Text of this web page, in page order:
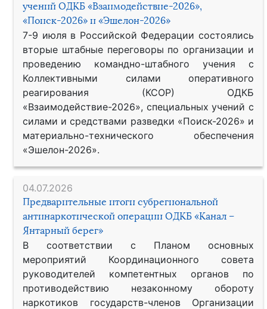
учений ОДКБ «Взаимодействие-2026»,
«Поиск-2026» и «Эшелон-2026»
7-9 июля в Российской Федерации состоялись
вторые штабные переговоры по организации и
проведению командно-штабного учения с
Коллективными силами оперативного
реагирования (КСОР) ОДКБ
«Взаимодействие-2026», специальных учений с
силами и средствами разведки «Поиск-2026» и
материально-технического обеспечения
«Эшелон-2026».
04.07.2026
Предварительные итоги субрегиональной
антинаркотической операции ОДКБ «Канал –
Янтарный берег»
В соответствии с Планом основных
мероприятий Координационного совета
руководителей компетентных органов по
противодействию незаконному обороту
наркотиков государств-членов Организации